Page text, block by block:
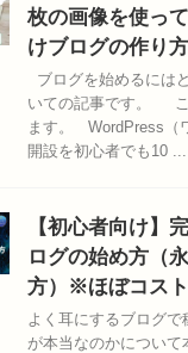
枚の画像を使っ
けブログの作り方
ブログを始めるには
いての記事です。 こ
ます。 WordPress（
開設を初心者でも10 ...
【初心者向け】
ログの始め方（
方）※ほぼコス
よく耳にするブログで
が本当なのかについ